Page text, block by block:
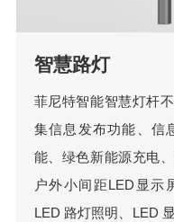
智慧路灯
菲尼特智能智慧灯杆
集信息发布功能、信
能、绿色新能源充电
户外小间距LED显示
LED 路灯照明、LED